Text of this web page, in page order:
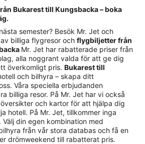
Bukarest till Kungsbacka – boka
semester? Besök Mr. Jet och
billiga flygresor och flygbiljetter från
Mr. Jet har rabatterade priser från
alla noggrant valda för att ge dig
överkomligt pris. Bukarest till
och bilhyra – skapa ditt
Våra speciella erbjudanden
billiga resor. På Mr. Jet har vi också
och kartor för att hjälpa dig
hotell. På Mr. Jet, tillkommer inga
din egen kombination med
från vår stora databas och få en
drömweekend till rabatterat pris.